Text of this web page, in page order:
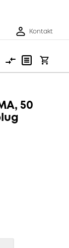
Kontakt
50